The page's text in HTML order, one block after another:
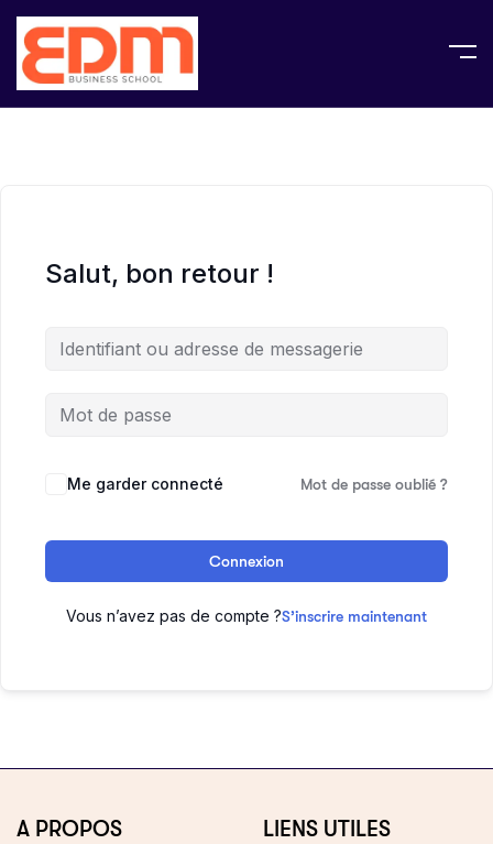
Salut, bon retour !
Me garder connecté Mot de passe oublié ?
Connexion
Vous n’avez pas de compte ?S’inscrire maintenant
A PROPOS LIENS UTILES